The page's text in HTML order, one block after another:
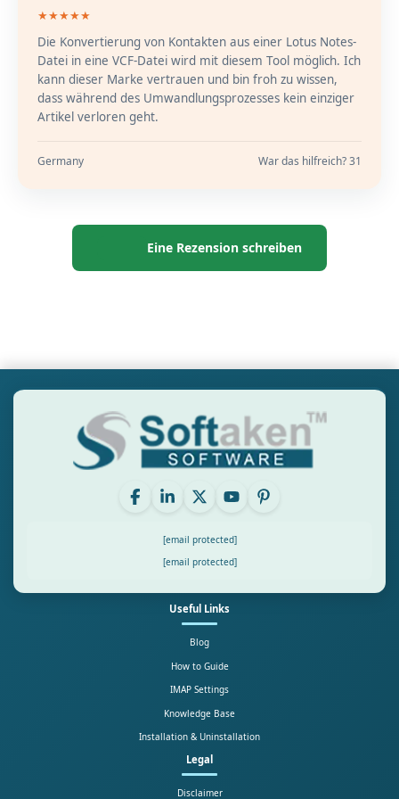
★★★★★
Die Konvertierung von Kontakten aus einer Lotus Notes-
Datei in eine VCF-Datei wird mit diesem Tool möglich. Ich
kann dieser Marke vertrauen und bin froh zu wissen,
dass während des Umwandlungsprozesses kein einziger
Artikel verloren geht.
Germany War das hilfreich? 31
Eine Rezension schreiben
[email protected]
[email protected]
Useful Links
Blog
How to Guide
IMAP Settings
Knowledge Base
Installation & Uninstallation
Legal
Disclaimer